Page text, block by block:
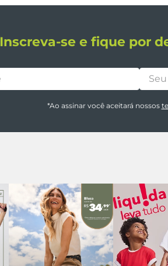
Inscreva-se e fique por
*Ao assinar você aceitará nossos